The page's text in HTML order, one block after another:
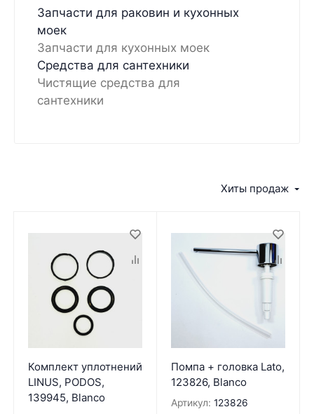
Запчасти для раковин и кухонных
моек
Запчасти для кухонных моек
Средства для сантехники
Чистящие средства для
сантехники
Хиты продаж
Комплект уплотнений
LINUS, PODOS,
139945, Blanco
Помпа + головка Lato,
123826, Blanco
Артикул: 123826